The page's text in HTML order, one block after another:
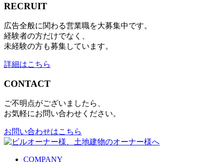
RECRUIT
広告全般に関わる営業職を大募集中です。
経験者の方だけでなく、
未経験の方も募集しています。
詳細はこちら
CONTACT
ご不明点がございましたら、
お気軽にお問い合わせください。
お問い合わせはこちら
COMPANY